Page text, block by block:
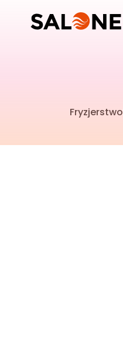
Fryzjerstwo